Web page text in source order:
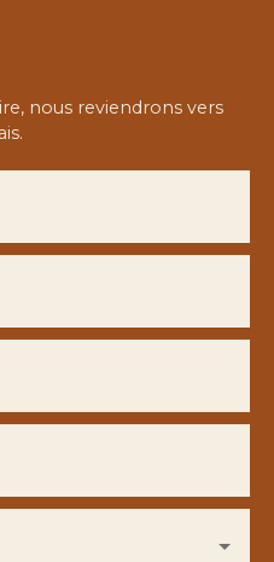
nous reviendrons vers